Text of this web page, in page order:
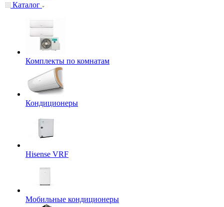
Каталог
Комплекты по комнатам
Кондиционеры
Hisense VRF
Мобильные кондиционеры